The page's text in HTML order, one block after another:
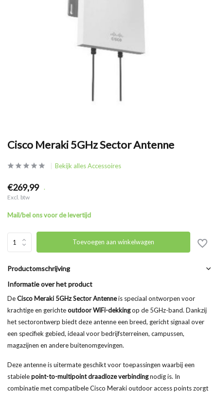
Cisco Meraki 5GHz Sector Antenne
Bekijk alles Accessoires
€269,99 .
Excl. btw
Mail/bel ons voor de levertijd
Toevoegen aan winkelwagen
Productomschrijving
Informatie over het product
DeCisco Meraki 5GHz Sector Antenneis speciaal ontworpen voor
krachtige en gerichteoutdoor WiFi-dekkingop de 5GHz-band. Dankzij
het sectorontwerp biedt deze antenne een breed, gericht signaal over
een specifiek gebied, ideaal voor bedrijfsterreinen, campussen,
magazijnen en andere buitenomgevingen.
Deze antenne is uitermate geschikt voor toepassingen waarbij een
stabielepoint-to-multipoint draadloze verbindingnodig is. In
combinatie met compatibele Cisco Meraki outdoor access points zorgt